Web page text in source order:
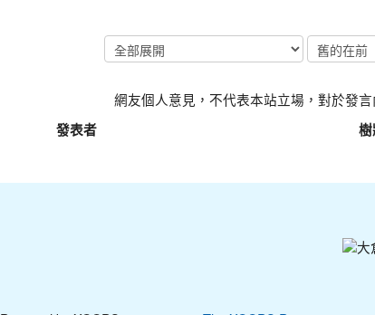
網友個人意見，不代表本站立場，對於發
發表者